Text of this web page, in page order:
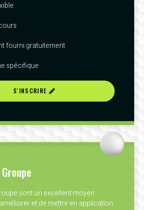
fourni gratuitement
spécifique
S'INSCRIRE
sont un excellent moyen
et de mettre en application